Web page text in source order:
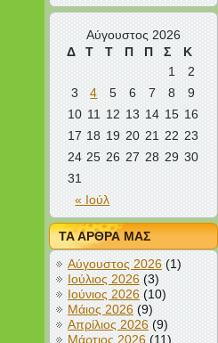
Αύγουστος 2026
Δ
Τ Τ Π Π Σ Κ
« Ιούλ
1
2
3
4 5 6 7 8
9
10 11 12 13 14 15 16
17 18 19 20 21 22 23
24 25 26 27 28 29 30
31
ΤΑ ΑΡΘΡΑ ΜΑΣ
Αύγουστος 2026(1)
Ιούλιος 2026(3)
Ιούνιος 2026(10)
Μάιος 2026(9)
Απρίλιος 2026(9)
Μάρτιος 2026(11)